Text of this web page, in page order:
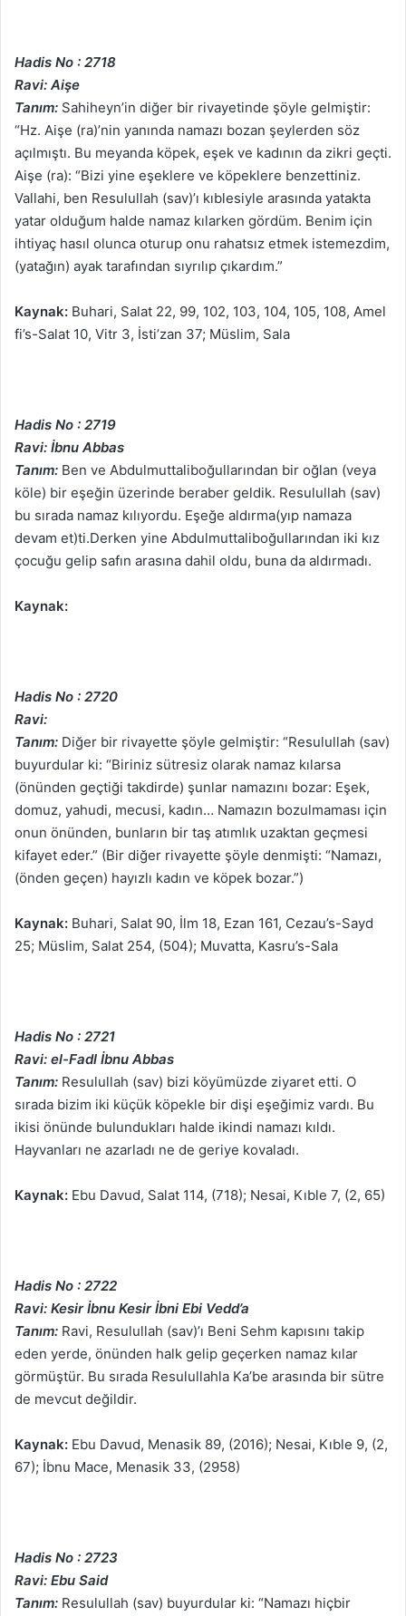
Hadis No : 2718
Ravi: Aişe
Tanım: Sahiheyn’in diğer bir rivayetinde şöyle gelmiştir:
“Hz. Aişe (ra)’nin yanında namazı bozan şeylerden söz
açılmıştı. Bu meyanda köpek, eşek ve kadının da zikri geçti.
Aişe (ra): “Bizi yine eşeklere ve köpeklere benzettiniz.
Vallahi, ben Resulullah (sav)’ı kıblesiyle arasında yatakta
yatar olduğum halde namaz kılarken gördüm. Benim için
ihtiyaç hasıl olunca oturup onu rahatsız etmek istemezdim,
(yatağın) ayak tarafından sıyrılıp çıkardım.”
Kaynak: Buhari, Salat 22, 99, 102, 103, 104, 105, 108, Amel
fi’s-Salat 10, Vitr 3, İsti’zan 37; Müslim, Sala
Hadis No : 2719
Ravi: İbnu Abbas
Tanım: Ben ve Abdulmuttaliboğullarından bir oğlan (veya
köle) bir eşeğin üzerinde beraber geldik. Resulullah (sav)
bu sırada namaz kılıyordu. Eşeğe aldırma(yıp namaza
devam et)ti.Derken yine Abdulmuttaliboğullarından iki kız
çocuğu gelip safın arasına dahil oldu, buna da aldırmadı.
Kaynak:
Hadis No : 2720
Ravi:
Tanım: Diğer bir rivayette şöyle gelmiştir: “Resulullah (sav)
buyurdular ki: “Biriniz sütresiz olarak namaz kılarsa
(önünden geçtiği takdirde) şunlar namazını bozar: Eşek,
domuz, yahudi, mecusi, kadın… Namazın bozulmaması için
onun önünden, bunların bir taş atımlık uzaktan geçmesi
kifayet eder.” (Bir diğer rivayette şöyle denmişti: “Namazı,
(önden geçen) hayızlı kadın ve köpek bozar.”)
Kaynak: Buhari, Salat 90, İlm 18, Ezan 161, Cezau’s-Sayd
25; Müslim, Salat 254, (504); Muvatta, Kasru’s-Sala
Hadis No : 2721
Ravi: el-Fadl İbnu Abbas
Tanım: Resulullah (sav) bizi köyümüzde ziyaret etti. O
sırada bizim iki küçük köpekle bir dişi eşeğimiz vardı. Bu
ikisi önünde bulundukları halde ikindi namazı kıldı.
Hayvanları ne azarladı ne de geriye kovaladı.
Kaynak: Ebu Davud, Salat 114, (718); Nesai, Kıble 7, (2, 65)
Hadis No : 2722
Ravi: Kesir İbnu Kesir İbni Ebi Vedd’a
Tanım: Ravi, Resulullah (sav)’ı Beni Sehm kapısını takip
eden yerde, önünden halk gelip geçerken namaz kılar
görmüştür. Bu sırada Resulullahla Ka’be arasında bir sütre
de mevcut değildir.
Kaynak: Ebu Davud, Menasik 89, (2016); Nesai, Kıble 9, (2,
67); İbnu Mace, Menasik 33, (2958)
Hadis No : 2723
Ravi: Ebu Said
Tanım: Resulullah (sav) buyurdular ki: “Namazı hiçbir